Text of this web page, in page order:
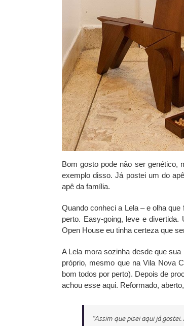
Bom gosto pode não ser genético,
exemplo disso. Já postei um do
apê da família.
Quando conheci a Lela – e olha
perto. Easy-going, leve e
Open House eu tinha certeza que
A Lela mora sozinha desde que
próprio, mesmo que na Vila Nova
bom todos por perto). Depois de
achou esse aqui. Reformado,
“Assim que pisei aqui já